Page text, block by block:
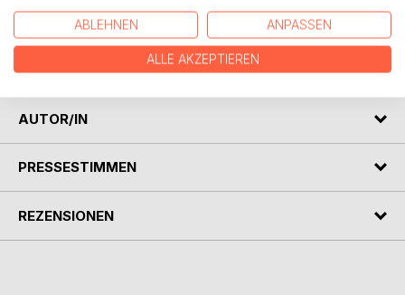
Gedanken, ToDo-Listen, Entwürfe, u.v.m. - einfach für
alles, was man nicht vergessen will und darf!
- Im praktischen Pocketformat, liniert und mit einzigartig
schönem Covermotiv.
AUTOR/IN
PRESSESTIMMEN
REZENSIONEN
ABLEHNEN ANPASSEN
ALLE AKZEPTIEREN